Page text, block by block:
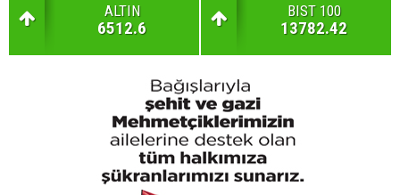
ALTIN
6512.6
BIST 100
13782.42